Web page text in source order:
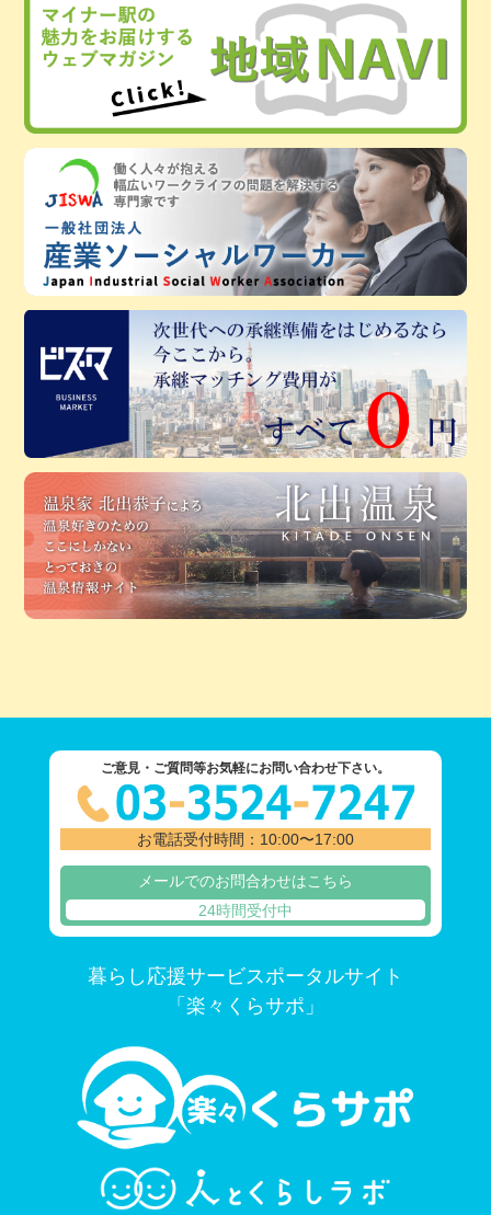
ご意見・ご質問等お気軽にお問い合わせ下さい。
お電話受付時間：10:00〜17:00
メールでのお問合わせはこちら
24時間受付中
暮らし応援サービスポータルサイト
「楽々くらサポ」